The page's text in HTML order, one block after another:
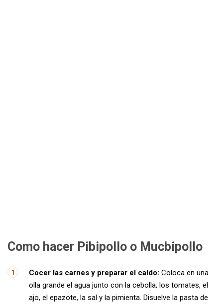
Como hacer Pibipollo o Mucbipollo
Cocer las carnes y preparar el caldo: Coloca en una
olla grande el agua junto con la cebolla, los tomates, el
ajo, el epazote, la sal y la pimienta. Disuelve la pasta de